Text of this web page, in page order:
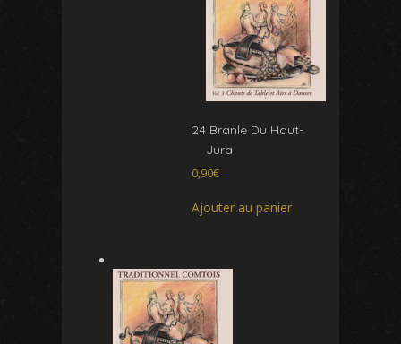
24 Branle Du Haut-
Jura
0,90€
Ajouter au panier